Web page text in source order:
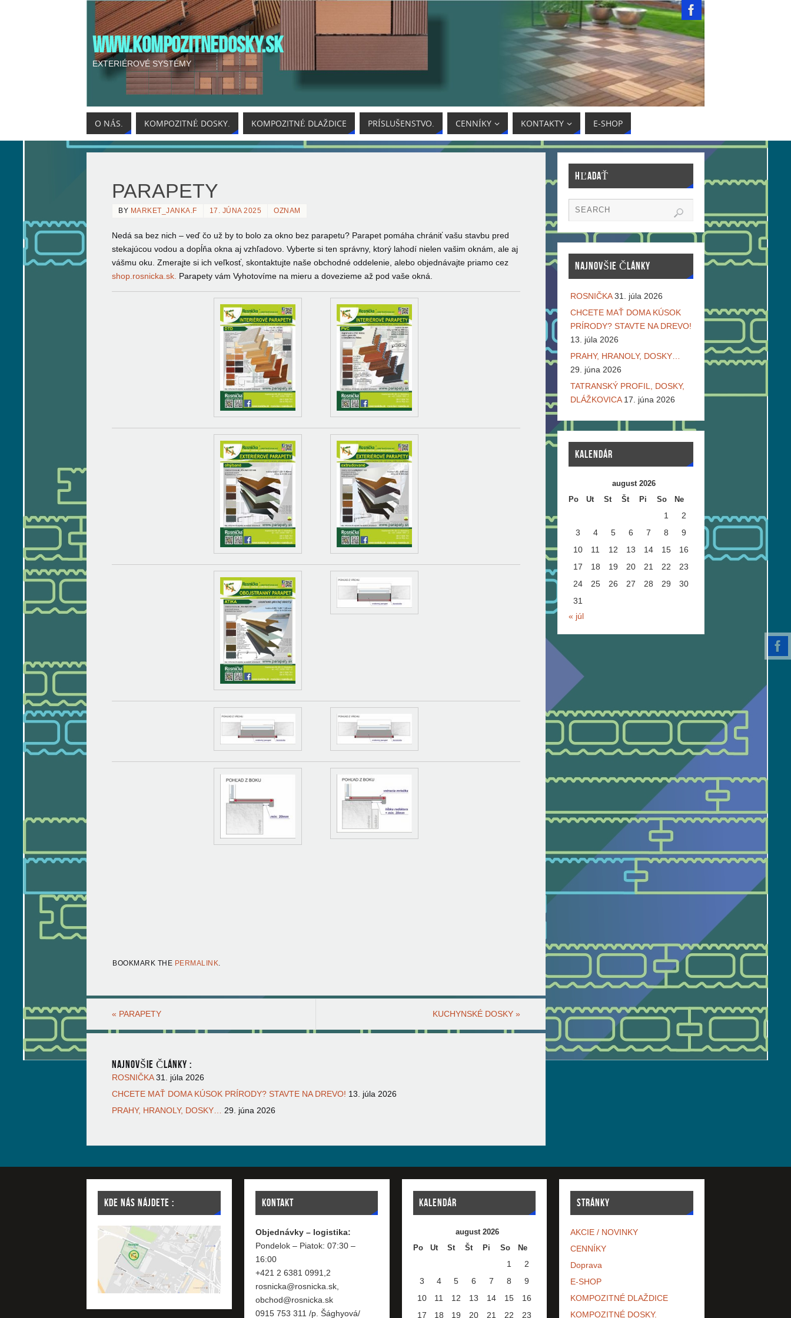
WWW.KOMPOZITNEDOSKY.SK
EXTERIÉROVÉ SYSTÉMY
O NÁS. KOMPOZITNÉ DOSKY. KOMPOZITNÉ DLAŽDICE PRÍSLUŠENSTVO. CENNÍKY KONTAKTY E-SHOP
PARAPETY
BY MARKET_JANKA.F 17. JÚNA 2025 OZNAM
Nedá sa bez nich – veď čo už by to bolo za okno bez parapetu? Parapet pomáha chrániť vašu stavbu pred
stekajúcou vodou a dopĺňa okna aj vzhľadovo. Vyberte si ten správny, ktorý lahodí nielen vašim oknám, ale aj
vášmu oku. Zmerajte si ich veľkosť, skontaktujte naše obchodné oddelenie, alebo objednávajte priamo cez
shop.rosnicka.sk. Parapety vám Vyhotovíme na mieru a dovezieme až pod vaše okná.
BOOKMARK THE PERMALINK
« PARAPETY KUCHYNSKÉ DOSKY »
NAJNOVŠIE ČLÁNKY :
ROSNIČKA 31. júla 2026
CHCETE MAŤ DOMA KÚSOK PRÍRODY? STAVTE NA DREVO! 13. júla 2026
PRAHY, HRANOLY, DOSKY…
29. júna 2026
HĽADAŤ
NAJNOVŠIE ČLÁNKY
ROSNIČKA 31. júla 2026
CHCETE MAŤ DOMA KÚSOK
PRÍRODY? STAVTE NA DREVO!
13. júla 2026
PRAHY, HRANOLY, DOSKY…
29. júna 2026
TATRANSKÝ PROFIL, DOSKY,
DLÁŽKOVICA 17. júna 2026
KALENDÁR
august 2026
Po
Ut St Št Pi So Ne
1
2
3
4 5 6 7 8
9
10
11 12 13 14 15
16
17
18 19 20 21 22
23
24
25 26 27 28 29
30
31
« júl
KDE NÁS NÁJDETE : KONTAKT
Objednávky – logistika:
Pondelok – Piatok: 07:30 –
16:00
+421 2 6381 0991,2
rosnicka@rosnicka.sk,
obchod@rosnicka.sk
0915 753 311 /p. Šághyová/
KALENDÁR
august 2026
Po
Ut St Št Pi So Ne
1
2
3
4 5 6 7 8
9
10
11 12 13 14 15
16
17
18 19 20 21 22 23
STRÁNKY
AKCIE / NOVINKY
CENNÍKY
Doprava
E-SHOP
KOMPOZITNÉ DLAŽDICE
KOMPOZITNÉ DOSKY.